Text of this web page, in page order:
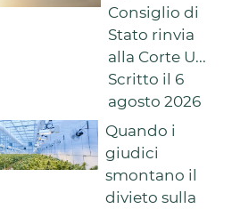
Consiglio di
Stato rinvia
alla Corte U...
Scritto il 6
agosto 2026
Quando i
giudici
smontano il
divieto sulla